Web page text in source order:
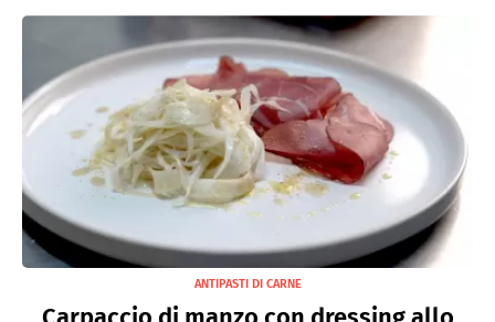
ANTIPASTI DI CARNE